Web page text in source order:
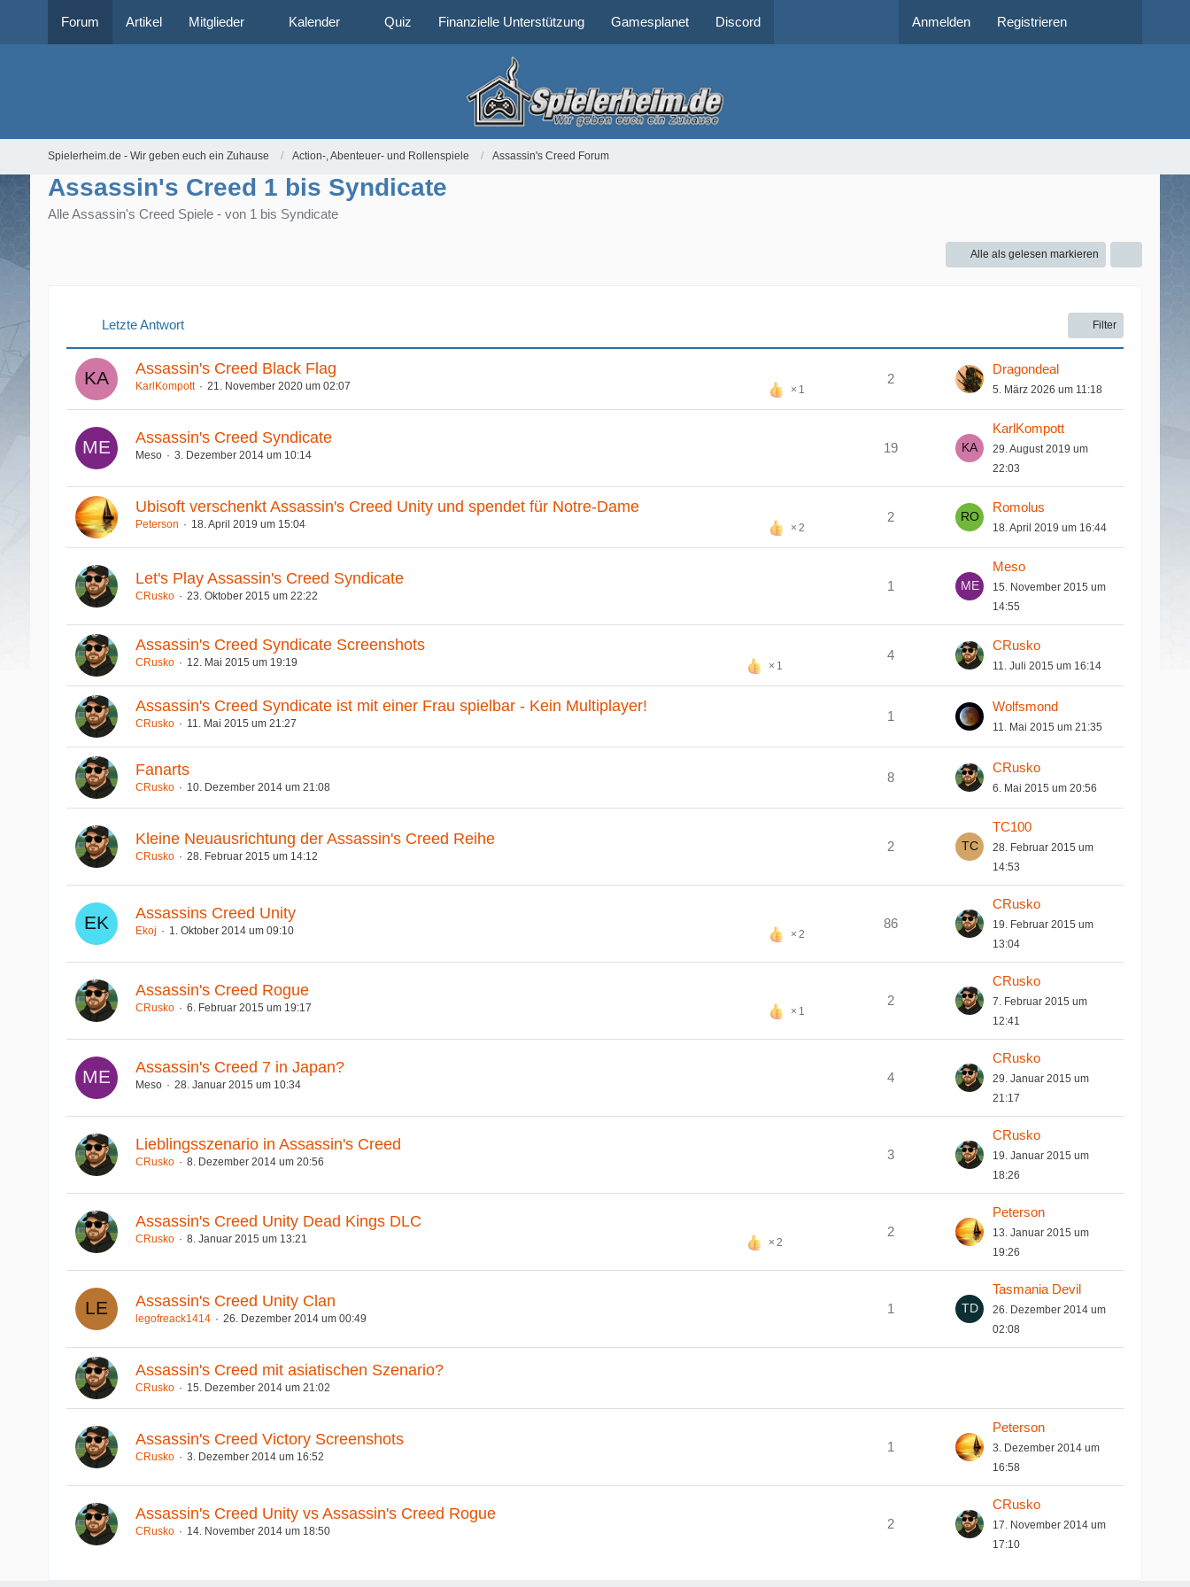
Forum Artikel Mitglieder Kalender Quiz Finanzielle Unterstützung Gamesplanet Discord Anmelden Registrieren
Spielerheim.de - Wir geben euch ein Zuhause Action-, Abenteuer- und Rollenspiele Assassin's Creed Forum
Assassin's Creed 1 bis Syndicate
Alle Assassin's Creed Spiele - von 1 bis Syndicate
Alle als gelesen markieren
Letzte Antwort Filter
Assassin's Creed Black Flag
1
KarlKompott 21. November 2020 um 02:07
2
Dragondeal
5. März 2026 um 11:18
Assassin's Creed Syndicate
Meso 3. Dezember 2014 um 10:14
19
KarlKompott
29. August 2019 um
22:03
Ubisoft verschenkt Assassin's Creed Unity und spendet für Notre-Dame
2
Peterson 18. April 2019 um 15:04
2
Romolus
18. April 2019 um 16:44
Let's Play Assassin's Creed Syndicate
CRusko 23. Oktober 2015 um 22:22
1
Meso
15. November 2015 um
14:55
Assassin's Creed Syndicate Screenshots
1
CRusko 12. Mai 2015 um 19:19
4
CRusko
11. Juli 2015 um 16:14
Assassin's Creed Syndicate ist mit einer Frau spielbar - Kein Multiplayer!
CRusko 11. Mai 2015 um 21:27
1
Wolfsmond
11. Mai 2015 um 21:35
Fanarts
CRusko 10. Dezember 2014 um 21:08
8
CRusko
6. Mai 2015 um 20:56
Kleine Neuausrichtung der Assassin's Creed Reihe
CRusko 28. Februar 2015 um 14:12
2
TC100
28. Februar 2015 um
14:53
Assassins Creed Unity
2
Ekoj 1. Oktober 2014 um 09:10
86
CRusko
19. Februar 2015 um
13:04
Assassin's Creed Rogue
1
CRusko 6. Februar 2015 um 19:17
2
CRusko
7. Februar 2015 um
12:41
Assassin's Creed 7 in Japan?
Meso 28. Januar 2015 um 10:34
4
CRusko
29. Januar 2015 um
21:17
Lieblingsszenario in Assassin's Creed
CRusko 8. Dezember 2014 um 20:56
3
CRusko
19. Januar 2015 um
18:26
Assassin's Creed Unity Dead Kings DLC
2
CRusko 8. Januar 2015 um 13:21
2
Peterson
13. Januar 2015 um
19:26
Assassin's Creed Unity Clan
legofreack1414 26. Dezember 2014 um 00:49
1
Tasmania Devil
26. Dezember 2014 um
02:08
Assassin's Creed mit asiatischen Szenario?
CRusko 15. Dezember 2014 um 21:02
Assassin's Creed Victory Screenshots
CRusko 3. Dezember 2014 um 16:52
1
Peterson
3. Dezember 2014 um
16:58
Assassin's Creed Unity vs Assassin's Creed Rogue
CRusko 14. November 2014 um 18:50
2
CRusko
17. November 2014 um
17:10